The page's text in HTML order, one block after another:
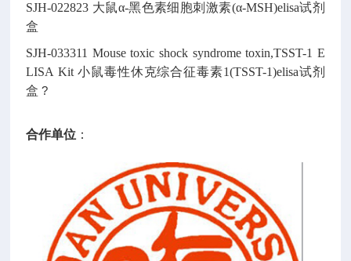
SJH-022823 大鼠α-黑色素细胞刺激素(α-MSH)elisa试剂
盒
SJH-033311 Mouse toxic shock syndrome toxin,TSST-1 E
LISA Kit 小鼠毒性休克综合征毒素1(TSST-1)elisa试剂
盒?
合作单位 ：